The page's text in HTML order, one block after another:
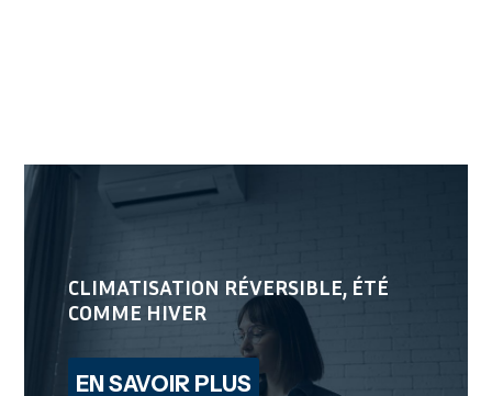
CLIMATISATION RÉVERSIBLE, ÉTÉ
COMME HIVER
EN SAVOIR PLUS